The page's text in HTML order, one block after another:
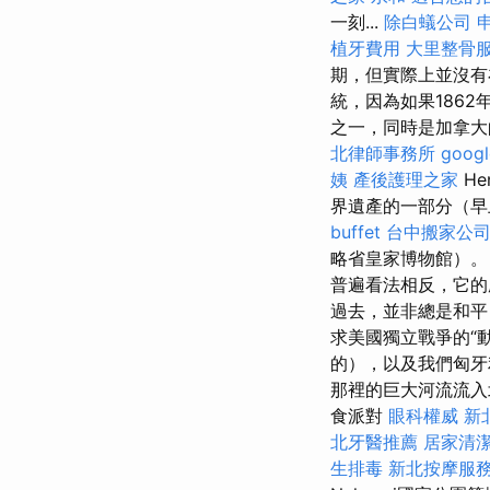
一刻... 除白蟻公司
植牙費用 大里整骨
期，但實際上並沒
統，因為如果1862
之一，同時是加拿
北律師事務所
姨 產後護理之家
界遺產的一部分（
buffet 台中搬家公司
略省皇家博物館）
普遍看法相反，它
過去，並非總是和
求美國獨立戰爭的“
的），以及我們匈
那裡的巨大河流流
食派對 眼科權威 新
北牙醫推薦 居家清
生排毒 新北按摩服